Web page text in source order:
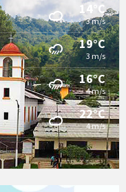
14°C
3 m/s
19°C
3 m/s
16°C
4 m/s
22°C
4 m/s